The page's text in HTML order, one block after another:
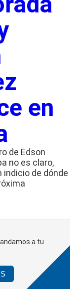
en
de Edson
no es claro,
indicio de dónde
a tu